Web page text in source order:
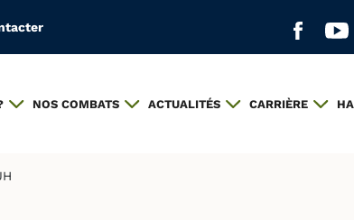
Aller
NOS COMBATS ACTUALITÉS CARRIÈRE